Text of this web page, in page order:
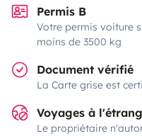
Permis B
Votre permis voiture
moins de 3500 kg
Document vérifié
La Carte grise est
Voyages à
Le propriétaire